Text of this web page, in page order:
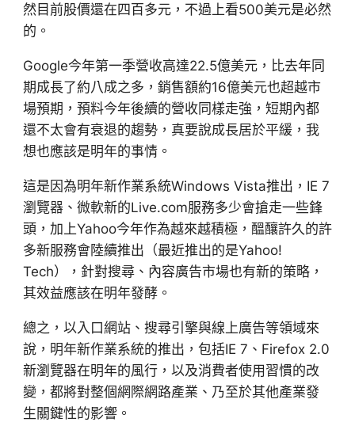
然目前股價還在四百多元，不過上看500美元是必然
的。
Google今年第一季營收高達22.5億美元，比去年同
期成長了約八成之多，銷售額約16億美元也超越市
場預期，預料今年後續的營收同樣走強，短期內都
還不太會有衰退的趨勢，真要說成長居於平緩，我
想也應該是明年的事情。
這是因為明年新作業系統Windows Vista推出，IE 7
瀏覽器、微軟新的Live.com服務多少會搶走一些鋒
頭，加上Yahoo今年作為越來越積極，醞釀許久的許
多新服務會陸續推出（最近推出的是Yahoo!
Tech），針對搜尋、內容廣告市場也有新的策略，
其效益應該在明年發酵。
總之，以入口網站、搜尋引擎與線上廣告等領域來
說，明年新作業系統的推出，包括IE 7、Firefox 2.0
新瀏覽器在明年的風行，以及消費者使用習慣的改
變，都將對整個網際網路產業、乃至於其他產業發
生關鍵性的影響。